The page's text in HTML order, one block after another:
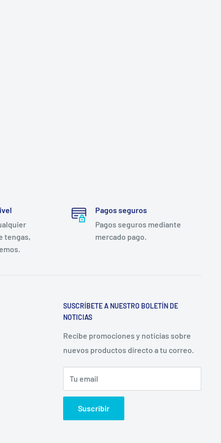
tengas,
Pagos seguros
Pagos seguros mediante
mercado pago.
SUSCRÍBETE A NUESTRO BOLETÍN DE
NOTICIAS
Recibe promociones y noticias sobre
nuevos productos directo a tu correo.
Tu email
Suscribir